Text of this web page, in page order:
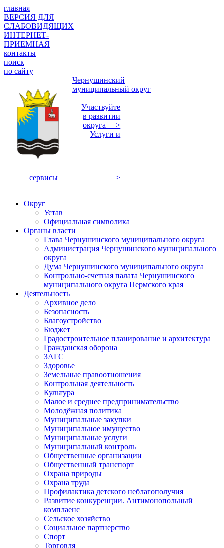
главная
ВЕРСИЯ ДЛЯ
СЛАБОВИДЯЩИХ
ИНТЕРНЕТ-
ПРИЕМНАЯ
контакты
поиск
по сайту
Чернушинский
муниципальный округ
Участвуйте
в развитии
округа >
Услуги и
сервисы >
Округ
Устав
Официальная символика
Органы власти
Глава Чернушинского муниципального округа
Администрация Чернушинского муниципального
округа
Дума Чернушинского муниципального округа
Контрольно-счетная палата Чернушинского
муниципального округа Пермского края
Деятельность
Архивное дело
Безопасность
Благоустройство
Бюджет
Градостроительное планирование и архитектура
Гражданская оборона
ЗАГС
Здоровье
Земельные правоотношения
Контрольная деятельность
Культура
Малое и среднее предпринимательство
Молодёжная политика
Муниципальные закупки
Муниципальное имущество
Муниципальные услуги
Муниципальный контроль
Общественные организации
Общественный транспорт
Охрана природы
Охрана труда
Профилактика детского неблагополучия
Развитие конкуренции. Антимонопольный
комплаенс
Сельское хозяйство
Социальное партнерство
Спорт
Торговля